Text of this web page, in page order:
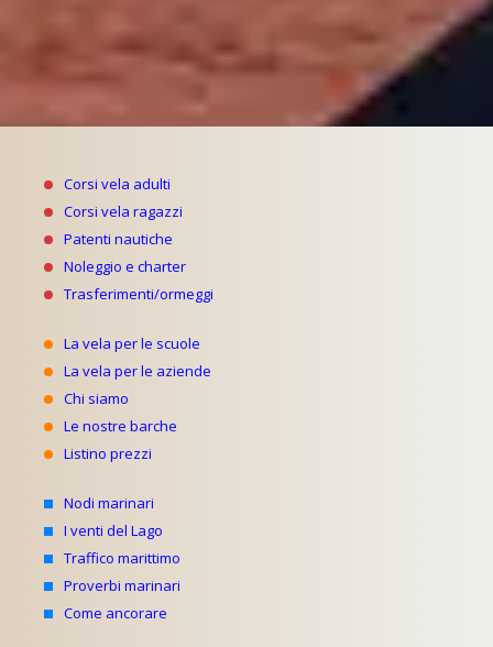
Corsi vela adulti
Corsi vela ragazzi
Patenti nautiche
Noleggio e charter
Trasferimenti/ormeggi
La vela per le scuole
La vela per le aziende
Chi siamo
Le nostre barche
Listino prezzi
Nodi marinari
I venti del Lago
Traffico marittimo
Proverbi marinari
Come ancorare